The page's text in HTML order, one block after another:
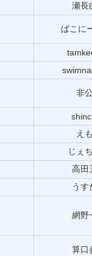
瀬長
ばこに
非
え
じぇ
高田
うす
網野
算口